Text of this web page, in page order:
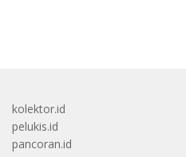
kolektor.id
pelukis.id
pancoran.id